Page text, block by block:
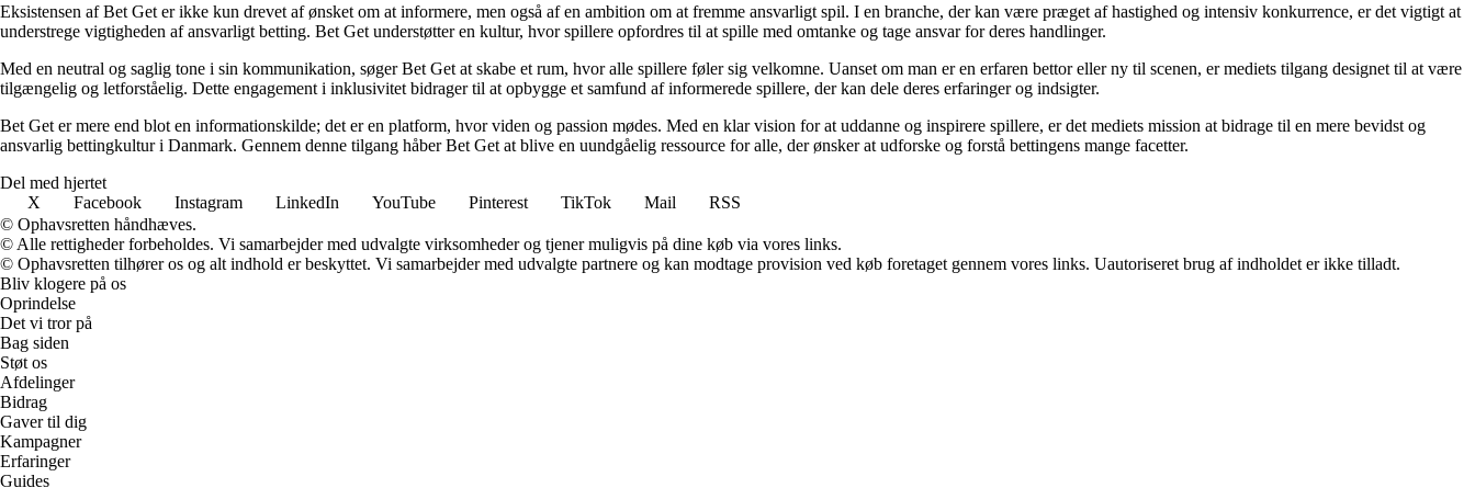
Eksistensen af Bet Get er ikke kun drevet af ønsket om at informere, men også af en ambition om at fremme ansvarligt spil. I en branche, der kan være præget af hastighed og intensiv konkurrence, er det vigtigt at
understrege vigtigheden af ansvarligt betting. Bet Get understøtter en kultur, hvor spillere opfordres til at spille med omtanke og tage ansvar for deres handlinger.
Med en neutral og saglig tone i sin kommunikation, søger Bet Get at skabe et rum, hvor alle spillere føler sig velkomne. Uanset om man er en erfaren bettor eller ny til scenen, er mediets tilgang designet til at være
tilgængelig og letforståelig. Dette engagement i inklusivitet bidrager til at opbygge et samfund af informerede spillere, der kan dele deres erfaringer og indsigter.
Bet Get er mere end blot en informationskilde; det er en platform, hvor viden og passion mødes. Med en klar vision for at uddanne og inspirere spillere, er det mediets mission at bidrage til en mere bevidst og
ansvarlig bettingkultur i Danmark. Gennem denne tilgang håber Bet Get at blive en uundgåelig ressource for alle, der ønsker at udforske og forstå bettingens mange facetter.
Del med hjertet
X
Facebook Instagram LinkedIn YouTube Pinterest TikTok Mail
RSS
© Ophavsretten håndhæves.
© Alle rettigheder forbeholdes. Vi samarbejder med udvalgte virksomheder og tjener muligvis på dine køb via vores links.
© Ophavsretten tilhører os og alt indhold er beskyttet. Vi samarbejder med udvalgte partnere og kan modtage provision ved køb foretaget gennem vores links. Uautoriseret brug af indholdet er ikke tilladt.
Bliv klogere på os
Oprindelse
Det vi tror på
Bag siden
Støt os
Afdelinger
Bidrag
Gaver til dig
Kampagner
Erfaringer
Guides